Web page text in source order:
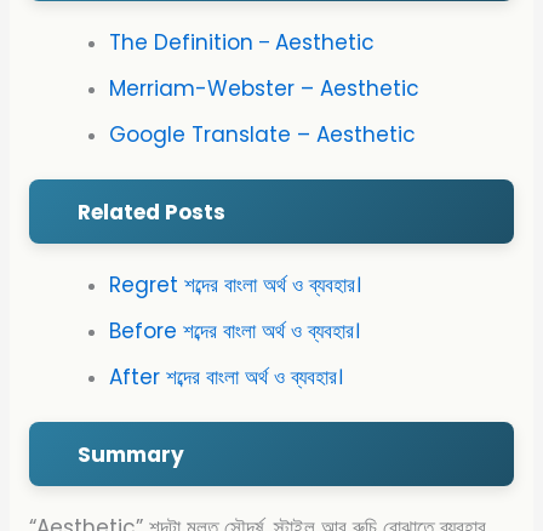
The Definition –Aesthetic
Merriam-Webster – Aesthetic
Google Translate – Aesthetic
Related Posts
Regret শব্দের বাংলা অর্থ ও ব্যবহার।
Before শব্দের বাংলা অর্থ ও ব্যবহার।
After শব্দের বাংলা অর্থ ও ব্যবহার।
Summary